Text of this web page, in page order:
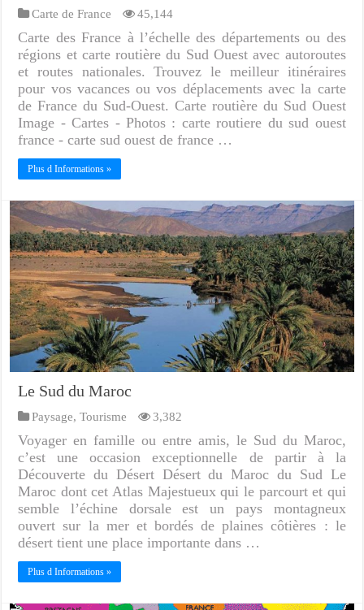
Carte de France 45,144
Carte des France à l’échelle des départements ou des
régions et carte routière du Sud Ouest avec autoroutes
et routes nationales. Trouvez le meilleur itinéraires
pour vos vacances ou vos déplacements avec la carte
de France du Sud-Ouest. Carte routière du Sud Ouest
Image - Cartes - Photos : carte routiere du sud ouest
france - carte sud ouest de france …
Plus d Informations »
Le Sud du Maroc
Paysage,Tourisme 3,382
Voyager en famille ou entre amis, le Sud du Maroc,
c’est une occasion exceptionnelle de partir à la
Découverte du Désert Désert du Maroc du Sud Le
Maroc dont cet Atlas Majestueux qui le parcourt et qui
semble l’échine dorsale est un pays montagneux
ouvert sur la mer et bordés de plaines côtières : le
désert tient une place importante dans …
Plus d Informations »